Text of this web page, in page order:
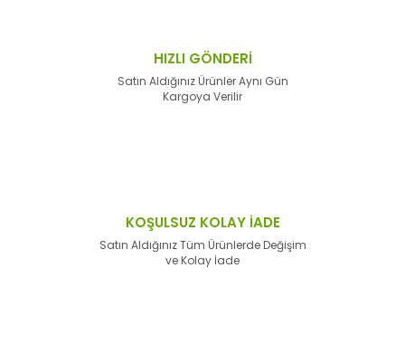
HIZLI GÖNDERİ
Satın Aldığınız Ürünler Aynı Gün
Kargoya Verilir
KOŞULSUZ KOLAY İADE
Satın Aldığınız Tüm Ürünlerde Değişim
ve Kolay İade